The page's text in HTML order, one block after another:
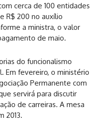
cerca de 100 entidades
R$ 200 no auxílio
a ministra, o valor
de maio.
do funcionalismo
Em fevereiro, o ministério
Permanente com
servirá para discutir
de carreiras. A mesa
2013.